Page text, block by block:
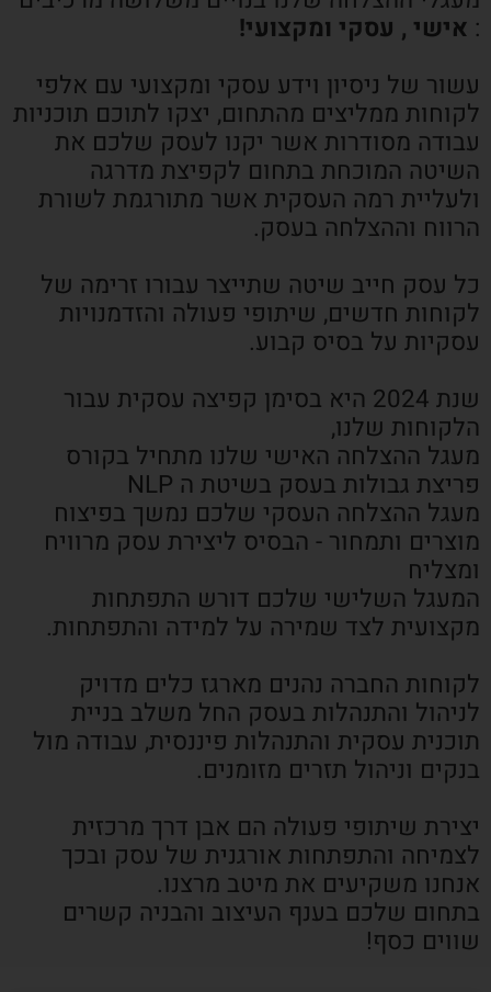
: אישי , עסקי ומקצועי!
עשור של ניסיון וידע עסקי ומקצועי עם אלפי
לקוחות ממליצים מהתחום, יצקו לתוכם תוכניות
עבודה מסודרות אשר יקנו לעסק שלכם את
השיטה המוכחת בתחום לקפיצת מדרגה
ולעליית רמה העסקית אשר מתורגמת לשורת
הרווח וההצלחה בעסק.
כל עסק חייב שיטה שתייצר עבורו זרימה של
לקוחות חדשים, שיתופי פעולה והזדמנויות
עסקיות על בסיס קבוע.
שנת 2024 היא בסימן קפיצה עסקית עבור
הלקוחות שלנו,
מעגל ההצלחה האישי שלנו מתחיל בקורס
פריצת גבולות בעסק בשיטת ה NLP
מעגל ההצלחה העסקי שלכם נמשך בפיצוח
מוצרים ותמחור - הבסיס ליצירת עסק מרוויח
ומצליח
המעגל השלישי שלכם דורש התפתחות
מקצועית לצד שמירה על למידה והתפתחות.
לקוחות החברה נהנים מארגז כלים מדויק
לניהול והתנהלות בעסק החל משלב בניית
תוכנית עסקית והתנהלות פיננסית, עבודה מול
בנקים וניהול תזרים מזומנים.
יצירת שיתופי פעולה הם אבן דרך מרכזית
לצמיחה והתפתחות אורגנית של עסק ובכך
אנחנו משקיעים את מיטב מרצנו.
בתחום שלכם בענף העיצוב והבניה קשרים
שווים כסף!